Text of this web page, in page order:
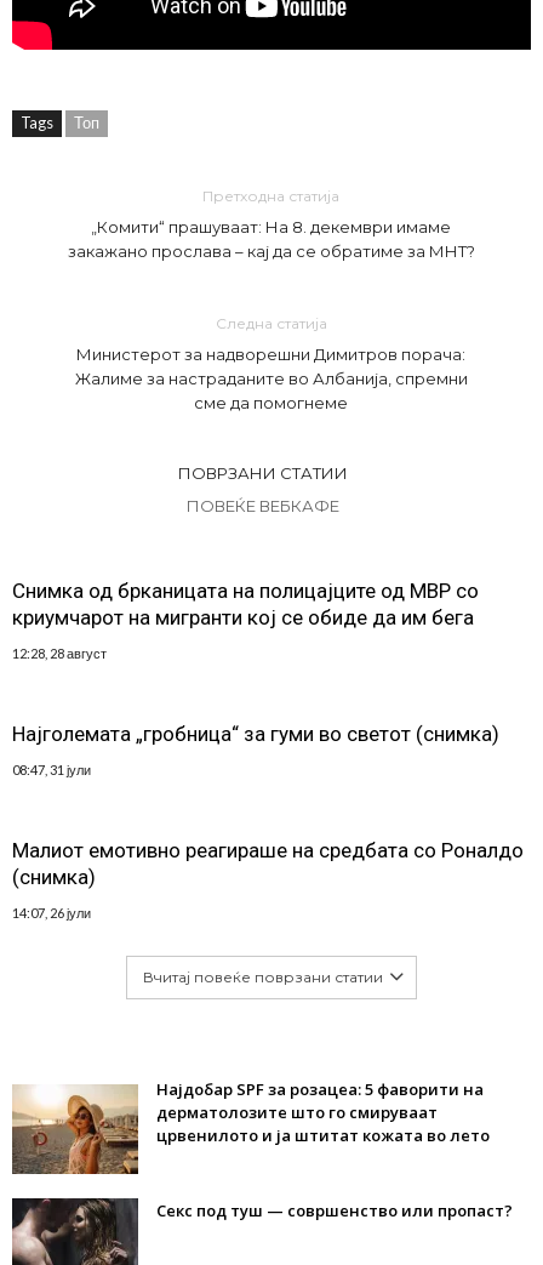
Tags Топ
Претходна статија
„Комити“ прашуваат: На 8. декември имаме
закажано прослава – кај да се обратиме за МНТ?
Следна статија
Министерот за надворешни Димитров порача:
Жалиме за настраданите во Албанија, спремни
сме да помогнеме
ПОВРЗАНИ СТАТИИ
ПОВЕЌЕ ВЕБКАФЕ
Снимка од брканицата на полицајците од МВР со
криумчарот на мигранти кој се обиде да им бега
12:28, 28 август
Најголемата „гробница“ за гуми во светот (снимка)
08:47, 31 јули
Малиот емотивно реагираше на средбата со Роналдо
(снимка)
14:07, 26 јули
Вчитај повеќе поврзани статии
Најдобар SPF за розацеа: 5 фаворити на
дерматолозите што го смируваат
црвенилото и ја штитат кожата во лето
Секс под туш — совршенство или пропаст?